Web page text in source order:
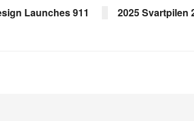
Launches 911
2025 Svartpilen